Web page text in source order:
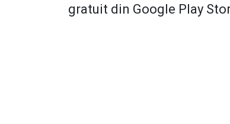
gratuit din Google Play